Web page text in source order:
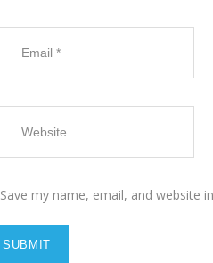
Save my name, email, and website